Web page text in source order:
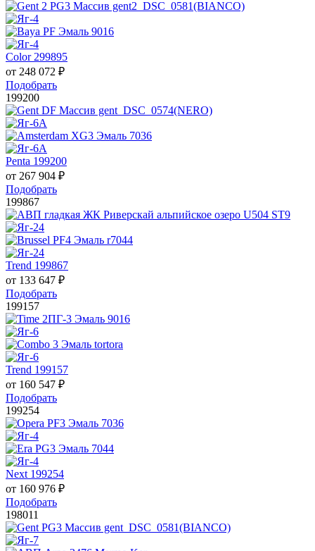
Color 299895
от 248 072 ₽
Подобрать
199200
Penta 199200
от 267 904 ₽
Подобрать
199867
Trend 199867
от 133 647 ₽
Подобрать
199157
Trend 199157
от 160 547 ₽
Подобрать
199254
Next 199254
от 160 976 ₽
Подобрать
198011